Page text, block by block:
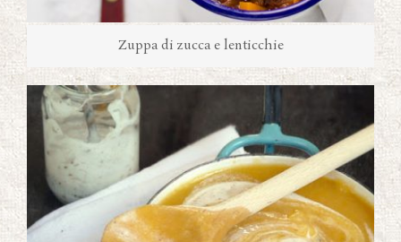
Zuppa di zucca e lenticchie